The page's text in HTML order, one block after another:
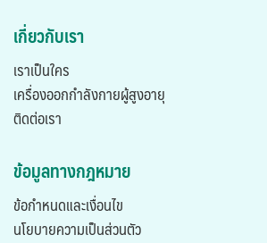
เกี่ยวกับเรา
เราเป็นใคร
เครื่องออกกำลังกายผู้สูงอายุ
ติดต่อเรา
ข้อมูลทางกฎหมาย
ข้อกำหนดและเงื่อนไข
นโยบายความเป็นส่วนตัว